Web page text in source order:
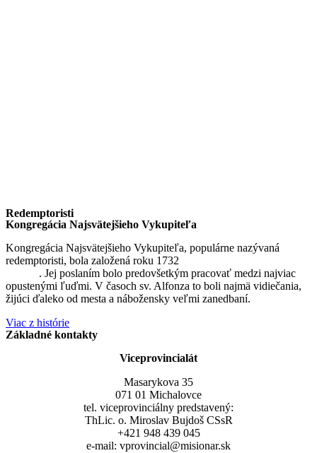
Redemptoristi
Kongregácia Najsvätejšieho Vykupiteľa
Kongregácia Najsvätejšieho Vykupiteľa, populárne nazývaná
redemptoristi, bola založená roku 1732
. Jej poslaním bolo predovšetkým pracovať medzi najviac
opustenými ľuďmi. V časoch sv. Alfonza to boli najmä vidiečania,
žijúci ďaleko od mesta a nábožensky veľmi zanedbaní.
Viac z histórie
Základné kontakty
Viceprovincialát
Masarykova 35
071 01 Michalovce
tel. viceprovinciálny predstavený:
ThLic. o. Miroslav Bujdoš CSsR
+421 948 439 045
e-mail: vprovincial@misionar.sk